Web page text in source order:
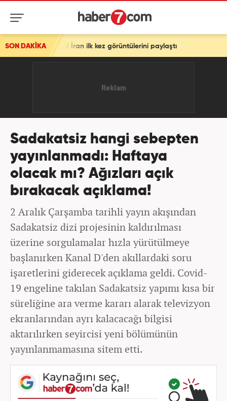
SON DAKİKA
ilk kez görüntülerini paylaştı
Sadakatsiz hangi sebepten
yayınlanmadı: Haftaya
olacak mı? Ağızları açık
bırakacak açıklama!
2 Aralık Çarşamba tarihli yayın akışından
Sadakatsiz dizi projesinin kaldırılması
üzerine sorgulamalar hızla yürütülmeye
başlanırken Kanal D'den akıllardaki soru
işaretlerini giderecek açıklama geldi. Covid-
19 engeline takılan Sadakatsiz yapımı kısa bir
süreliğine ara verme kararı alarak televizyon
ekranlarından ayrı kalacacağı bilgisi
aktarılırken seyircisi yeni bölümünün
yayınlanmamasına sitem etti.